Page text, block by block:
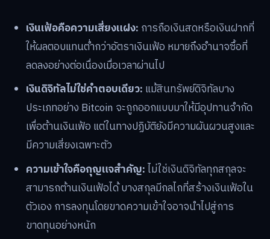
เงินเฟ้อคือความเสี่ยงแฝง: การถือเงินสดหรือเงินฝากที่
ให้ผลตอบแทนต่ำกว่าอัตราเงินเฟ้อ หมายถึงอำนาจซื้อที่
ลดลงอย่างต่อเนื่องเมื่อเวลาผ่านไป
เงินดิจิทัลไม่ใช่คำตอบเดียว: แม้สินทรัพย์ดิจิทัลบาง
ประเภทอย่าง Bitcoin จะถูกออกแบบมาให้มีอุปทานจำกัด
เพื่อต้านเงินเฟ้อ แต่ในทางปฏิบัติยังมีความผันผวนสูงและ
มีความเสี่ยงเฉพาะตัว
ความเข้าใจคือกุญแจสำคัญ:ไม่ใช่เงินดิจิทัลทุกสกุลจะ
สามารถต้านเงินเฟ้อได้ บางสกุลมีกลไกที่สร้างเงินเฟ้อใน
ตัวเอง การลงทุนโดยขาดความเข้าใจอาจนำไปสู่การ
ขาดทุนอย่างหนัก